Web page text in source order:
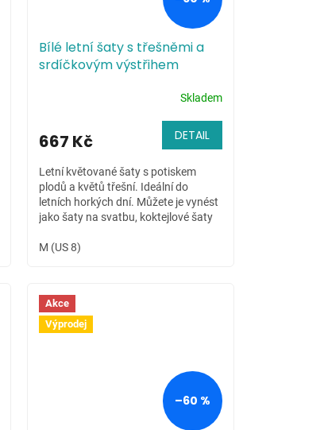
Bílé letní šaty s třešněmi a
srdíčkovým výstřihem
Skladem
667 Kč DETAIL
Letní květované šaty s potiskem
plodů a květů třešní. Ideální do
letních horkých dní. Můžete je vynést
jako šaty na svatbu, koktejlové šaty
M (US 8)
Akce
Výprodej
–60 %